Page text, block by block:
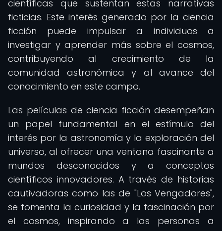
científicas que sustentan estas narrativas
ficticias. Este interés generado por la ciencia
ficción puede impulsar a individuos a
investigar y aprender más sobre el cosmos,
contribuyendo al crecimiento de la
comunidad astronómica y al avance del
conocimiento en este campo.
Las películas de ciencia ficción desempeñan
un papel fundamental en el estímulo del
interés por la astronomía y la exploración del
universo, al ofrecer una ventana fascinante a
mundos desconocidos y a conceptos
científicos innovadores. A través de historias
cautivadoras como las de "Los Vengadores",
se fomenta la curiosidad y la fascinación por
el cosmos, inspirando a las personas a